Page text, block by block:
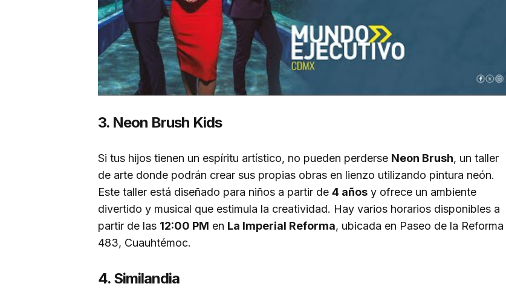
3. Neon Brush Kids
Si tus hijos tienen un espíritu artístico, no pueden perderse Neon Brush, un taller
de arte donde podrán crear sus propias obras en lienzo utilizando pintura neón.
Este taller está diseñado para niños a partir de 4 años y ofrece un ambiente
divertido y musical que estimula la creatividad. Hay varios horarios disponibles a
partir de las 12:00 PM en La Imperial Reforma, ubicada en Paseo de la Reforma
483, Cuauhtémoc.
4. Similandia